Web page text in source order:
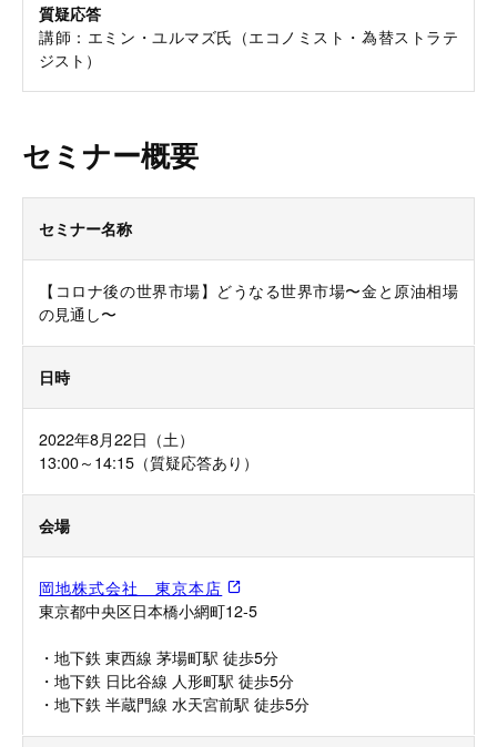
質疑応答
講師：エミン・ユルマズ氏（エコノミスト・為替ストラテ
ジスト）
セミナー概要
セミナー名称
【コロナ後の世界市場】どうなる世界市場〜金と原油相場
の見通し〜
日時
2022年8月22日（土）
13:00～14:15（質疑応答あり）
会場
岡地株式会社 東京本店
東京都中央区日本橋小網町12-5
・地下鉄 東西線 茅場町駅 徒歩5分
・地下鉄 日比谷線 人形町駅 徒歩5分
・地下鉄 半蔵門線 水天宮前駅 徒歩5分